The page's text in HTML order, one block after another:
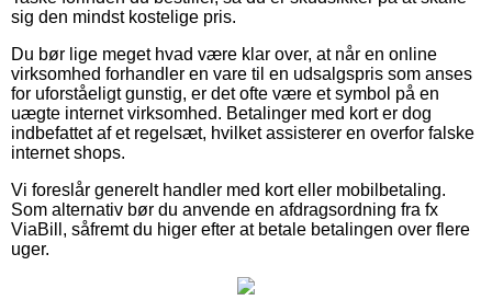
sig den mindst kostelige pris.
Du bør lige meget hvad være klar over, at når en online
virksomhed forhandler en vare til en udsalgspris som anses
for uforståeligt gunstig, er det ofte være et symbol på en
uægte internet virksomhed. Betalinger med kort er dog
indbefattet af et regelsæt, hvilket assisterer en overfor falske
internet shops.
Vi foreslår generelt handler med kort eller mobilbetaling.
Som alternativ bør du anvende en afdragsordning fra fx
ViaBill, såfremt du higer efter at betale betalingen over flere
uger.